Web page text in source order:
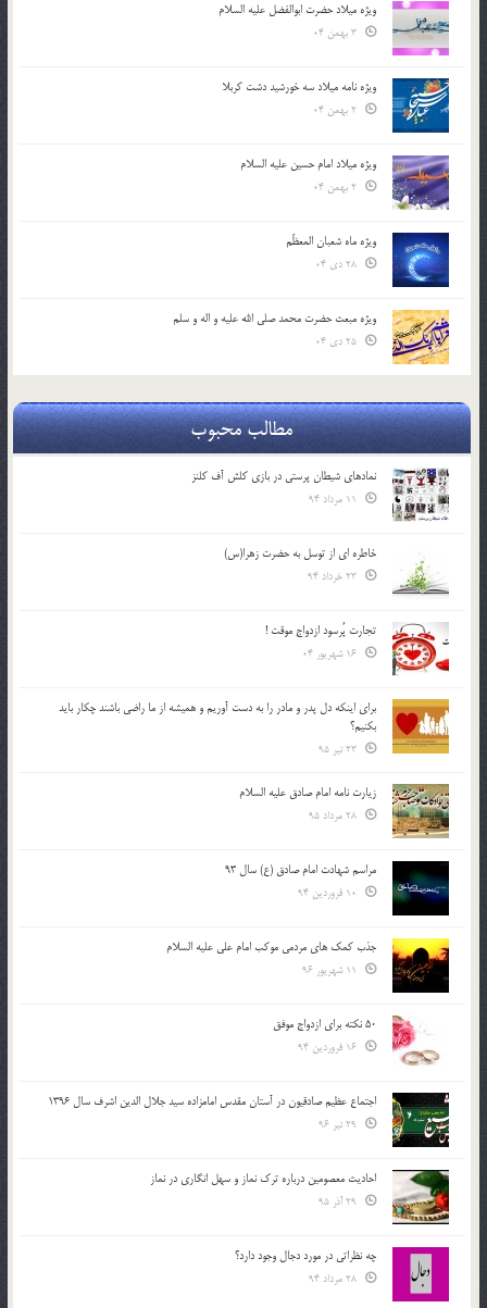
ویژه میلاد حضرت ابوالفضل علیه السلام
ویژه نامه میلاد سه خورشید دشت کربلا
ویژه میلاد امام حسین علیه السلام
ویژه ماه شعبان المعظّم
ویژه مبعث حضرت محمد صلی الله علیه و اله و سلم
مطالب محبوب
نمادهای شیطان پرستی در بازی کلش آف کلنز
خاطره ای از توسل به حضرت زهرا(س)
تجارت پُرسود ازدواج موقت !
براي اينكه دل پدر و مادر را به دست آوريم و هميشه از ما راضي باشند چكار بايد
بكنيم؟
زیارت نامه امام صادق علیه السلام
مراسم شهادت امام صادق (ع) سال 93
جذب کمک های مردمی موکب امام علی علیه السلام
50 نکته برای ازدواج موفق
اجتماع عظیم صادقیون در آستان مقدس امامزاده سید جلال الدین اشرف سال 1396
احادیث معصومین درباره ترک نماز و سهل انگاری در نماز
چه نظراتی در مورد دجال وجود دارد؟